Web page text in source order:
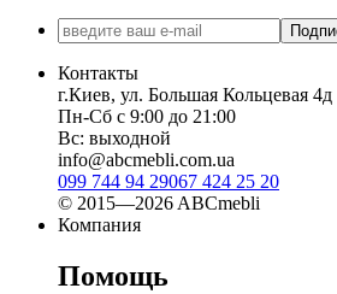
Контакты
г.Киев, ул. Большая Кольцевая 4д
Пн-Сб с 9:00 до 21:00
Вс: выходной
info@abcmebli.com.ua
099 744 94 29067 424 25 20
© 2015—2026 ABCmebli
Компания
Помощь